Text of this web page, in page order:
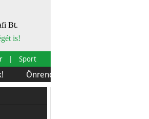
Bt.
is!
Sport
és szürkebarát